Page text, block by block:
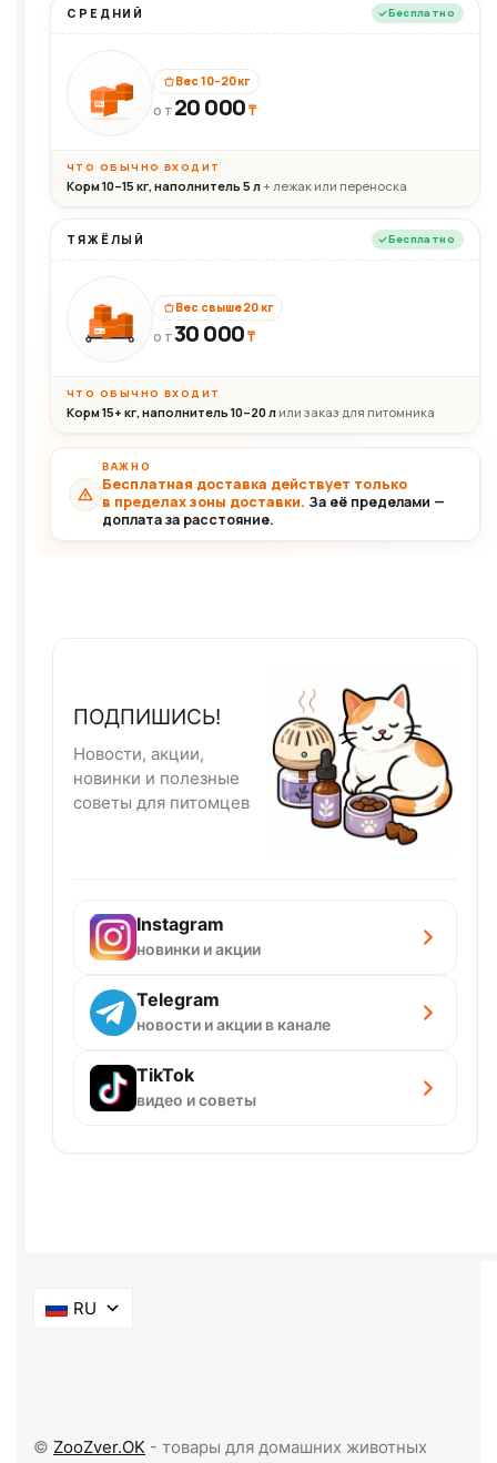
СРЕДНИЙ Бесплатно
20кг
Вес 10–20 кг
ОТ 20 000₸
ЧТО ОБЫЧНО ВХОДИТ
Корм 10–15 кг, наполнитель 5 л+ лежак или переноска
ТЯЖЁЛЫЙ Бесплатно
30+кг
Вес свыше 20 кг
ОТ30 000₸
ЧТО ОБЫЧНО ВХОДИТ
Корм 15+ кг, наполнитель 10–20 л или заказ для питомника
ВАЖНО
Бесплатная доставка действует только
в пределах зоны доставки. За её пределами —
доплата за расстояние.
ПОДПИШИСЬ!
Новости, акции,
новинки и полезные
советы для питомцев
Instagram
новинки и акции
Telegram
новости и акции в канале
TikTok
видео и советы
RU
© ZooZver.OK - товары для домашних животных